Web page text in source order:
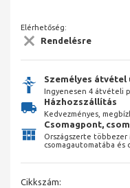
Elérhetőség:
Rendelésre
Személyes átvétel
Ingyenesen 4 átvételi
Házhozszállítás
Kedvezményes,
Csomagpont,
Országszerte többezer
csomagautomatába és
Cikkszám: